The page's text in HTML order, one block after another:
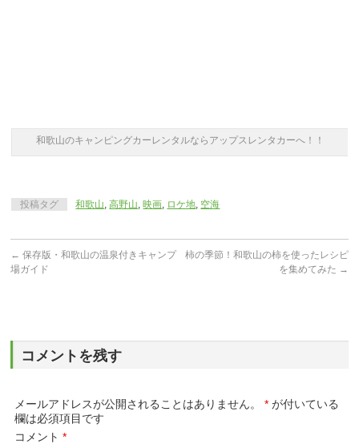
和歌山のキャンピングカーレンタルならアップスレンタカーへ！！
投稿タグ 和歌山,高野山,映画, ロケ地, 空海
← 保存版・和歌山の温泉付きキャンプ
場ガイド
柿の季節！和歌山の柿を使ったレシピ
を集めてみた →
コメントを残す
メールアドレスが公開されることはありません。 * が付いている
欄は必須項目です
コメント*